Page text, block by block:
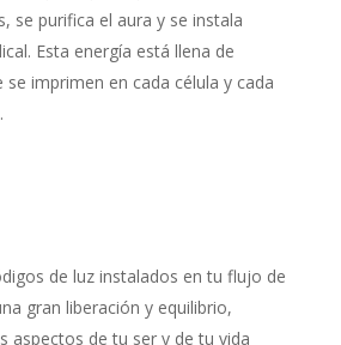
se purifica el aura y se instala
Esta energía está llena de
se imprimen en cada célula y cada
de luz instalados en tu flujo de
gran liberación y equilibrio,
aspectos de tu ser y de tu vida